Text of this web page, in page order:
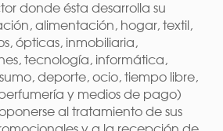
donde ésta desarrolla su
alimentación, hogar, textil,
ópticas, inmobiliaria,
tecnología, informática,
deporte, ocio, tiempo libre,
y medios de pago)
al tratamiento de sus